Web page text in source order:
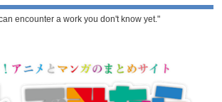
encounter a work you don't know yet."